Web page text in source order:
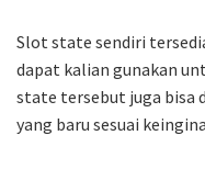
Slot state sendiri
dapat kalian gunakan
state tersebut juga bisa
yang baru sesuai